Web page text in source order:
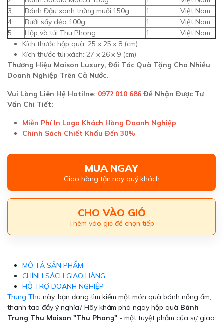
3
Bánh Đậu xanh trứng muối 150g 1
Việt Nam
4
Bưởi sấy dẻo 100g 1
Việt Nam
5
Hộp và túi Thu Phong 1
Việt Nam
Kích thước hộp quà: 25 x 25 x 8 (cm)
Kích thước túi xách: 27 x 26 x 9 (cm)
Thương Hiệu Maison Luxury, Đối Tác Quà Tặng Cho Nhiều
Doanh Nghiệp Trên Cả Nước.
Vui Lòng Liên Hệ Hotilne: 0972 010 686 Để Nhận Được Tư
Vấn Chi Tiết:
Miễn Phí In Logo Khách Hàng Doanh Nghiệp
Chính Sách Chiết Khấu Đến 30%
MUA NGAY
Giao hàng tận nay quý khách
CHO VÀO GIỎ
Thêm vào giỏ để chọn tiếp
MÔ TẢ SẢN PHẨM
CHÍNH SÁCH GIAO HÀNG
HỖ TRỢ DOANH NGHIỆP
Trung Thu này, bạn đang tìm kiếm một món quà bánh nồng ấm,
thanh tao đầy ý nghĩa? Hãy khám phá ngay hộp quà Bánh
Trung Thu Maison "Thu Phong" - một tuyệt phẩm của sự giao